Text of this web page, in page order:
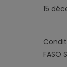
15
FASO